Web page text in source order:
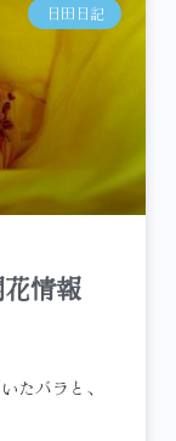
日田日記
情報
バラと、